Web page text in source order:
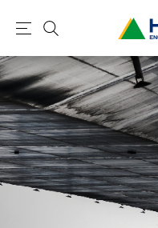
현
건
설
(
H
Y
U
N
메
뉴
검
색